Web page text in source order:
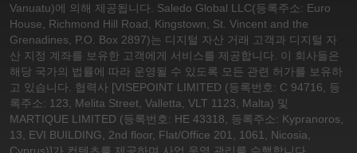
Vanuatu)에 의해 제공됩니다. Saledo Global LLC(등록주소: Euro
House, Richmond Hill Road, Kingstown, St. Vincent and the
Grenadines, P.O. Box 2897)는 디지털 자산 거래 고객과 디지털 자
산 지정 계좌를 보유한 고객에게 서비스를 제공합니다. 이 회사들은
해당 국가의 법률에 따라 운영될 수 있도록 모든 관련 허가를 보유하
고 있습니다. 협력사 [VISEPOINT LIMITED (등록번호: C 94716, 등
록주소: 123, Melita Street, Valletta, VLT 1123, Malta) 및
MARTIQUE LIMITED (등록번호: HE 43318, 등록주소: Kypranoros,
13, EVI BUILDING, 2nd floor, Flat/Office 201, 1061, Nicosia,